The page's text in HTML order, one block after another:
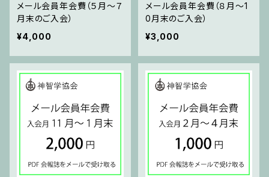
メール会員年会費（５月～７
月末のご入会）
¥4,000
メール会員年会費（８月～1
0月末のご入会）
¥3,000